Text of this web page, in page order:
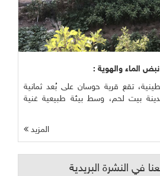
الماء والهوية :
تقع قرية حوسان على بُعد ثمانية
بيت لحم، وسط بيئة طبيعية غنية
المزيد
في النشرة البريدية